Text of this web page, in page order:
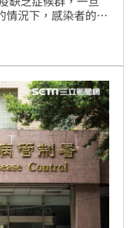
情況下，感染者的免
垂直感染，其中以
，當她向帥氣男友興
無恥」。